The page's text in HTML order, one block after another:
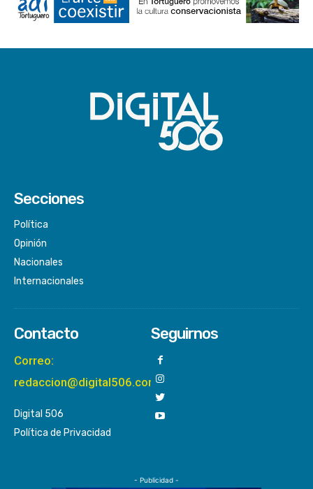
Secciones
Política
Opinión
Nacionales
Internacionales
Contacto
Correo:
redaccion@digital506.com
Digital 506
Política de Privacidad
Seguirnos
- Publicidad -